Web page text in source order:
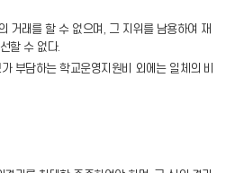
거래를 할 수 없으며, 그 지위를 남용하여 재
할 수 없다.
부담하는 학교운영지원비 외에는 일체의 비